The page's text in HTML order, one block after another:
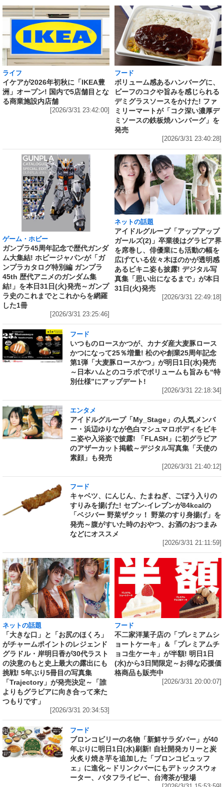
ライフ
イケアが2026年初秋に「IKEA豊
洲」オープン! 国内で5店舗目とな
る商業施設内店舗
[2026/3/31 23:42:00]
フード
ボリューム感あるハンバーグに、
ビーフのコクや旨みを感じられる
デミグラスソースをかけた! ファ
ミリーマートが「コク深い濃厚デ
ミソースの鉄板焼ハンバーグ」を
発売
[2026/3/31 23:40:28]
ゲーム・ホビー
ガンプラ45周年記念で歴代ガンダ
ム大集結! ホビージャパンが「ガ
ンプラカタログ特別編 ガンプラ
45th 歴代アニメのガンダム集
結!」を本日31日(火)発売～ガンプ
ラ史のこれまでとこれからを網羅
した1冊
[2026/3/31 23:25:46]
ネットの話題
アイドルグループ「アップアップ
ガールズ(2)」卒業後はグラビア界
を席巻し、俳優業にも活動の幅を
広げている佐々木ほのかが透明感
あるビキニ姿も披露! デジタル写
真集「思い出になるまで」が本日
31日(火)発売
[2026/3/31 22:49:18]
フード
いつものロースかつが、カナダ産大麦豚ロース
かつになって25％増量! 松のや創業25周年記念
第1弾「大麦豚ロースかつ」が明日1日(水)発売
～日本ハムとのコラボでボリュームも旨みも“特
別仕様”にアップデート!
[2026/3/31 22:18:34]
エンタメ
アイドルグループ「My_Stage」の人気メンバ
ー・浜辺ゆりなが色白マシュマロボディをビキ
ニ姿や入浴姿で披露! 「FLASH」に初グラビア
のアザーカット掲載～デジタル写真集「天使の
素顔」も発売
[2026/3/31 21:40:12]
フード
キャベツ、にんじん、たまねぎ、ごぼう入りの
すりみを揚げた! セブン‐イレブンが84kcalの
「ベジバー 野菜ザクッ！ 野菜のすり身揚げ」を
発売～腹がすいた時のおやつ、お酒のおつまみ
などにオススメ
[2026/3/31 21:11:59]
ネットの話題
「大きな口」と「お尻のほくろ」
がチャームポイントのレジェンド
グラドル・岸明日香が30代ラスト
の決意のもと史上最大の露出にも
挑戦! 5年ぶり5冊目の写真集
「Trajectory」が発売決定～「誰
よりもグラビアに向き合って来た
つもりです」
[2026/3/31 20:34:53]
フード
不二家洋菓子店の「プレミアムシ
ョートケーキ」＆「プレミアムチ
ョコ生ケーキ」が半額! 明日1日
(水)から3日間限定～お得な応援価
格商品も販売中
[2026/3/31 20:00:07]
フード
ブロンコビリーの名物「新鮮サラダバー」が40
年ぶりに明日1日(水)刷新! 自社開発カリーと炭
火炙り焼き芋を追加した「ブロンコビュッフ
ェ」に進化～ドリンクバーにもデトックスウォ
ーター、バタフライピー、台湾茶が登場